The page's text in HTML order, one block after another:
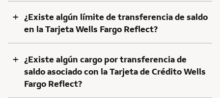
+ ¿Existe algún límite de transferencia de saldo
en la Tarjeta Wells Fargo Reflect?
+ ¿Existe algún cargo por transferencia de
saldo asociado con la Tarjeta de Crédito Wells
Fargo Reflect?